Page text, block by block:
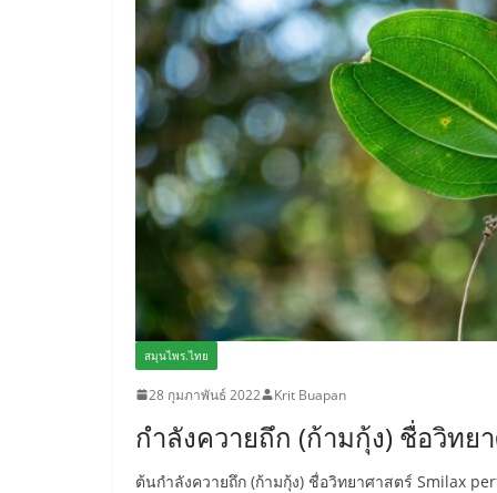
สมุนไพร.ไทย
28 กุมภาพันธ์ 2022 Krit Buapan
กำลังควายถึก (ก้ามกุ้ง) ชื่อวิทย
ต้นกำลังควายถึก (ก้ามกุ้ง) ชื่อวิทยาศาสตร์ Smilax